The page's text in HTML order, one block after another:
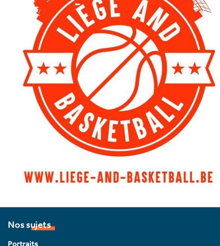
Nos sujets
Portraits